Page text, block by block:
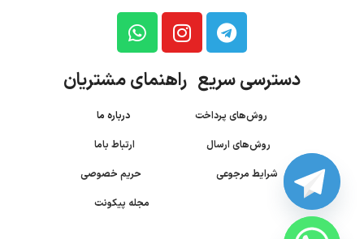
دسترسی سریع راهنمای مشتریان
روش‌های پرداخت درباره ما
روش‌های ارسال
ارتباط باما
شرایط مرجوعی
حریم خصوصی
مجله پیکونت